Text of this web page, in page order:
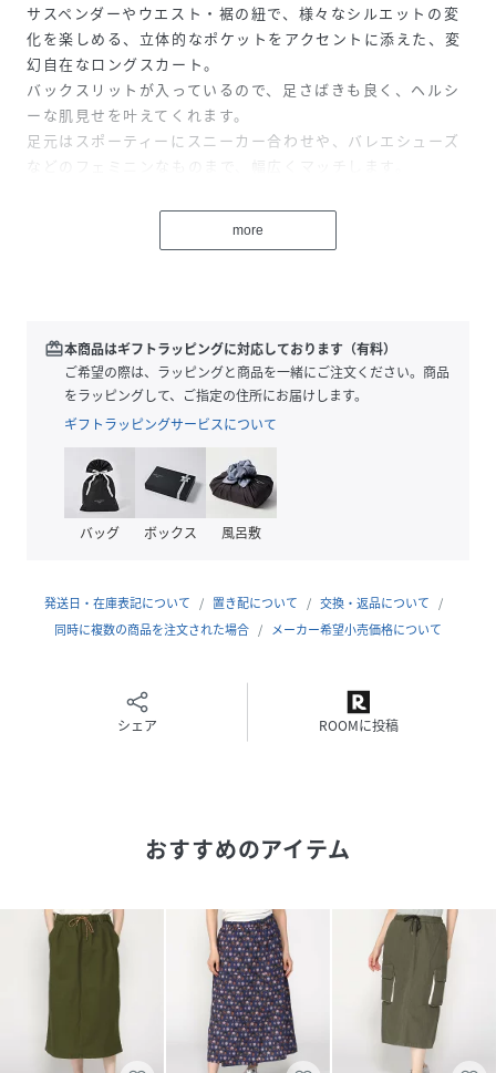
サスペンダーやウエスト・裾の紐で、様々なシルエットの変
化を楽しめる、立体的なポケットをアクセントに添えた、変
幻自在なロングスカート。
バックスリットが入っているので、足さばきも良く、ヘルシ
ーな肌見せを叶えてくれます。
足元はスポーティーにスニーカー合わせや、バレエシューズ
などのフェミニンなものまで、幅広くマッチします。
レディース
素材
コットン70%
ナイロン30%
サイズ F
クリーニング 洗濯機洗い可（ネット使用）
PB9138_G533717
(G533717-56-F PB9138
more
redeem本商品はギフトラッピングに対応しております（有料）
ご希望の際は、ラッピングと商品を一緒にご注文ください。商品
をラッピングして、ご指定の住所にお届けします。
ギフトラッピングサービスについて
バッグ ボックス 風呂敷
発送日・在庫表記について 置き配について
交換・返品について
同時に複数の商品を注文された場合
メーカー希望小売価格について
シェア ROOMに投稿
おすすめのアイテム